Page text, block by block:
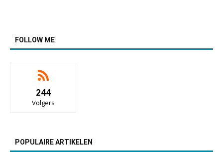
FOLLOW ME
244
Volgers
POPULAIRE ARTIKELEN